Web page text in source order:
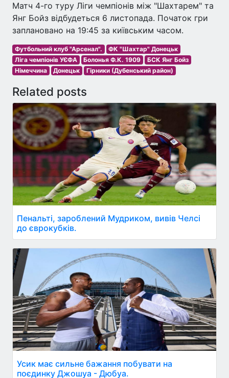
Матч 4-го туру Ліги чемпіонів між "Шахтарем" та
Янг Бойз відбудеться 6 листопада. Початок гри
заплановано на 19:45 за київським часом.
Футбольний клуб "Арсенал".
ФК "Шахтар" Донецьк
Ліга чемпіонів УЄФА
Болонья Ф.К. 1909
БСК Янг Бойз
Німеччина
Донецьк Гірники (Дубенський район)
Related posts
Пенальті, зароблений Мудриком, вивів Челсі
до єврокубків.
Усик має сильне бажання побувати на
поєдинку Джошуа - Дюбуа.